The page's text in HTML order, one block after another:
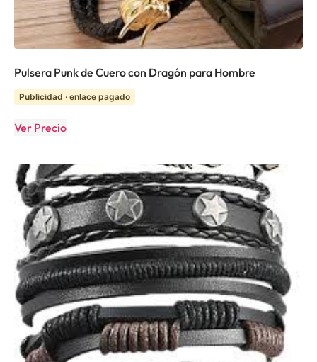
Pulsera Punk de Cuero con Dragón para Hombre
Publicidad · enlace pagado
Ver Precio